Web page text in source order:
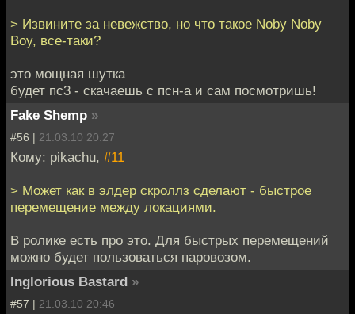
> Извините за невежство, но что такое Noby Noby
Boy, все-таки?
это мощная шутка
будет пс3 - скачаешь с псн-а и сам посмотришь!
Fake Shemp »
#56 | 21.03.10 20:27
Кому: pikachu, #11
> Может как в элдер скроллз сделают - быстрое
перемещение между локациями.
В ролике есть про это. Для быстрых перемещений
можно будет пользоваться паровозом.
Inglorious Bastard »
#57 | 21.03.10 20:46